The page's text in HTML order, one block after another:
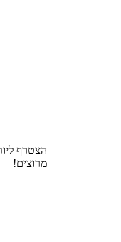
מרוצים!